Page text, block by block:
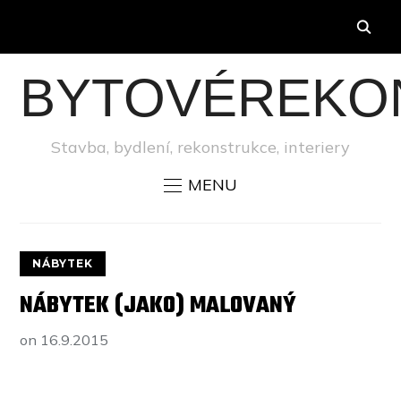
Stavba, bydlení, rekonstrukce, interiery
MENU
NÁBYTEK
NÁBYTEK (JAKO) MALOVANÝ
on 16.9.2015